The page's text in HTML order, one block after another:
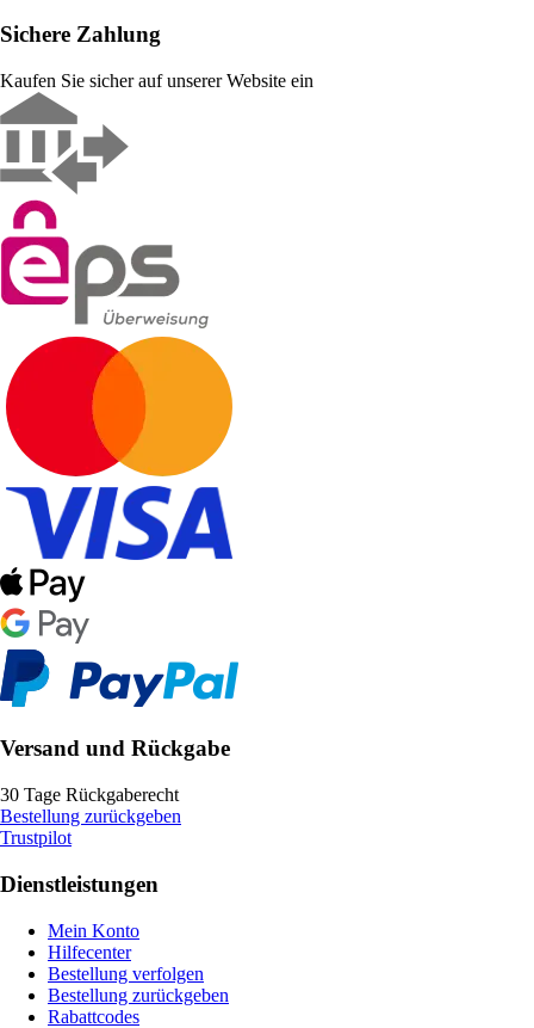
Sichere Zahlung
Kaufen Sie sicher auf unserer Website ein
Versand und Rückgabe
30 Tage Rückgaberecht
Bestellung zurückgeben
Trustpilot
Dienstleistungen
Mein Konto
Hilfecenter
Bestellung verfolgen
Bestellung zurückgeben
Rabattcodes